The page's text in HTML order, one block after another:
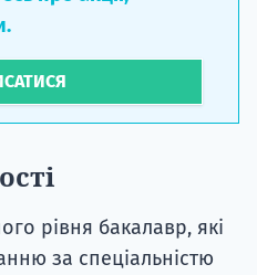
рівня бакалавр, які
за спеціальністю